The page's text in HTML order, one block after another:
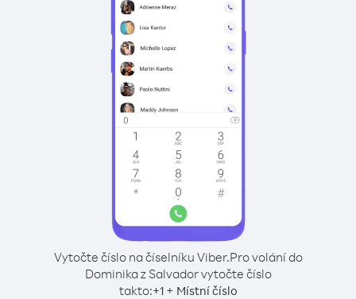
Vytočte číslo na číselníku Viber.Pro volání do
Dominika z Salvador vytočte číslo
takto:+1+ Místní číslo